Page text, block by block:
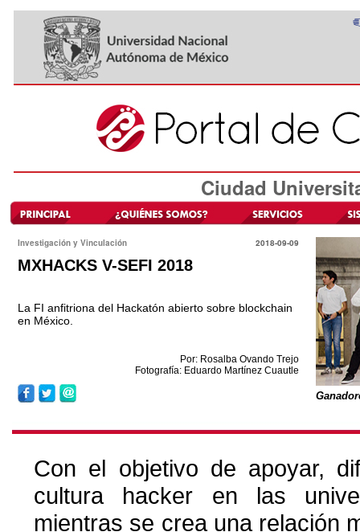
Ciudad
Investigación y Vinculación 2018-09-09
MXHACKS V-SEFI 2018
La FI anfitriona del Hackatón abierto sobre blockchain
en México.
Por: Rosalba Ovando Trejo
Fotografía: Eduardo Martínez Cuautle
Con el objetivo de apoyar,
cultura hacker en las
mientras se crea una relación